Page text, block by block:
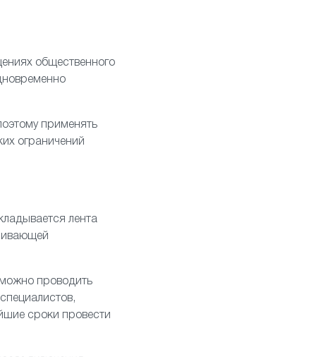
общественного
применять
ограничений
лента
проводить
сроки провести